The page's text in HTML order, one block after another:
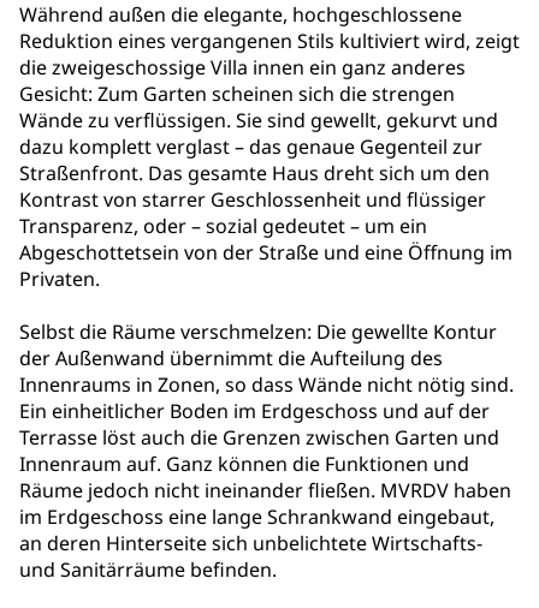
Während außen die elegante, hochgeschlossene
Reduktion eines vergangenen Stils kultiviert wird, zeigt
die zweigeschossige Villa innen ein ganz anderes
Gesicht: Zum Garten scheinen sich die strengen
Wände zu verflüssigen. Sie sind gewellt, gekurvt und
dazu komplett verglast – das genaue Gegenteil zur
Straßenfront. Das gesamte Haus dreht sich um den
Kontrast von starrer Geschlossenheit und flüssiger
Transparenz, oder – sozial gedeutet – um ein
Abgeschottetsein von der Straße und eine Öffnung im
Privaten.
Selbst die Räume verschmelzen: Die gewellte Kontur
der Außenwand übernimmt die Aufteilung des
Innenraums in Zonen, so dass Wände nicht nötig sind.
Ein einheitlicher Boden im Erdgeschoss und auf der
Terrasse löst auch die Grenzen zwischen Garten und
Innenraum auf. Ganz können die Funktionen und
Räume jedoch nicht ineinander fließen. MVRDV haben
im Erdgeschoss eine lange Schrankwand eingebaut,
an deren Hinterseite sich unbelichtete Wirtschafts-
und Sanitärräume befinden.